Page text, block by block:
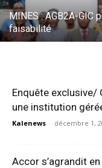
MINES : AGB2A-GIC
faisabilité
Enquête exclusive/
une institution
Kalenews - décembre 1,
Accor s’agrandit